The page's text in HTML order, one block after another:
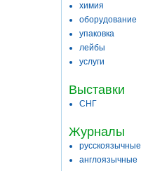
химия
оборудование
упаковка
лейбы
услуги
Выставки
СНГ
Журналы
русскоязычные
англоязычные